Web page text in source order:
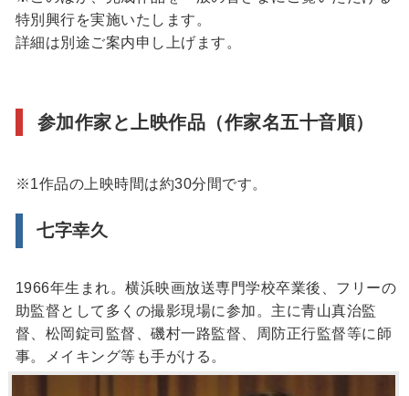
特別興行を実施いたします。
詳細は別途ご案内申し上げます。
参加作家と上映作品（作家名五十音順）
※1作品の上映時間は約30分間です。
七字幸久
1966年生まれ。横浜映画放送専門学校卒業後、フリーの
助監督として多くの撮影現場に参加。主に青山真治監
督、松岡錠司監督、磯村一路監督、周防正行監督等に師
事。メイキング等も手がける。